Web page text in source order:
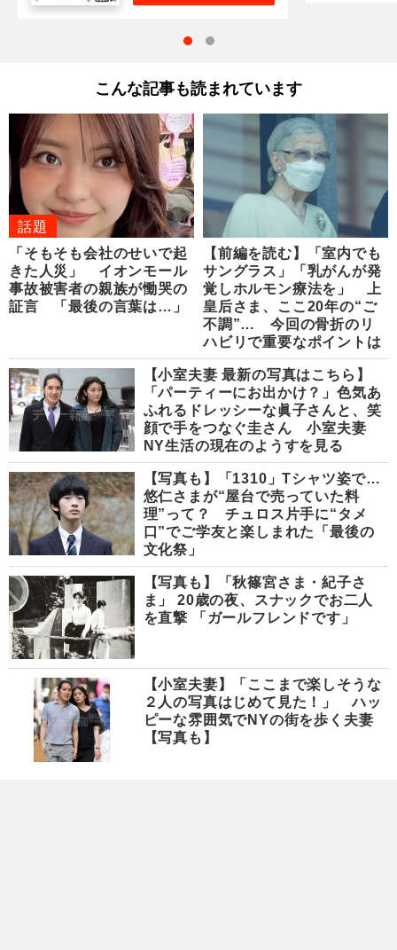
こんな記事も読まれています
話題
「そもそも会社のせいで起
きた人災」 イオンモール
事故被害者の親族が慟哭の
証言 「最後の言葉は…」
【前編を読む】「室内でも
サングラス」「乳がんが発
覚しホルモン療法を」 上
皇后さま、ここ20年の“ご
不調”… 今回の骨折のリ
ハビリで重要なポイントは
【小室夫妻 最新の写真はこちら】
「パーティーにお出かけ？」色気あ
ふれるドレッシーな眞子さんと、笑
顔で手をつなぐ圭さん 小室夫妻
NY生活の現在のようすを見る
【写真も】「1310」Tシャツ姿で…
悠仁さまが“屋台で売っていた料
理”って？ チュロス片手に“タメ
口”でご学友と楽しまれた「最後の
文化祭」
【写真も】「秋篠宮さま・紀子さ
ま」 20歳の夜、スナックでお二人
を直撃 「ガールフレンドです」
【小室夫妻】「ここまで楽しそうな
２人の写真はじめて見た！」 ハッ
ピーな雰囲気でNYの街を歩く夫妻
【写真も】